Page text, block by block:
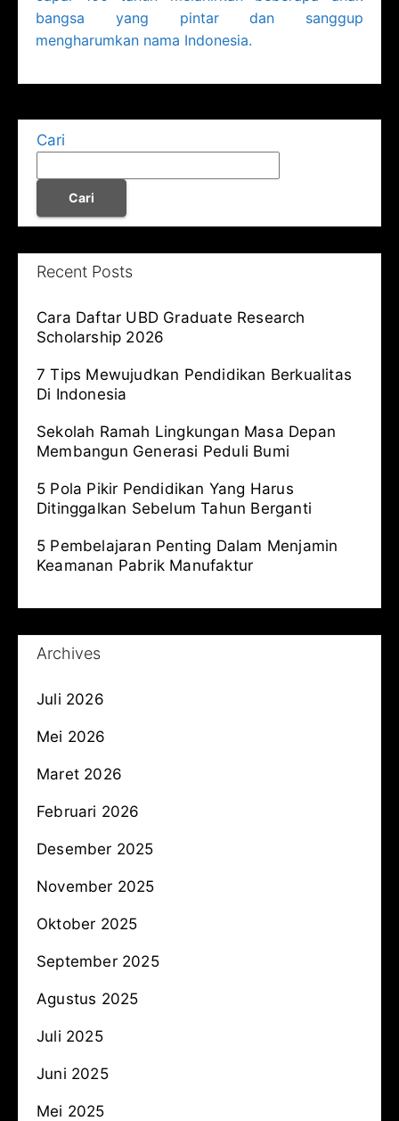
bangsa yang pintar dan sanggup
mengharumkan nama Indonesia.
Cari
Cari
Recent Posts
Cara Daftar UBD Graduate Research
Scholarship 2026
7 Tips Mewujudkan Pendidikan Berkualitas
Di Indonesia
Sekolah Ramah Lingkungan Masa Depan
Membangun Generasi Peduli Bumi
5 Pola Pikir Pendidikan Yang Harus
Ditinggalkan Sebelum Tahun Berganti
5 Pembelajaran Penting Dalam Menjamin
Keamanan Pabrik Manufaktur
Archives
Juli 2026
Mei 2026
Maret 2026
Februari 2026
Desember 2025
November 2025
Oktober 2025
September 2025
Agustus 2025
Juli 2025
Juni 2025
Mei 2025